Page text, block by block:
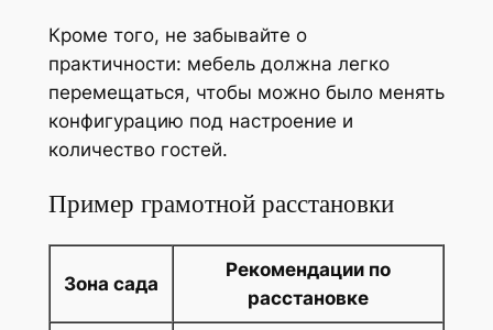
Кроме того, не забывайте о
практичности: мебель должна легко
перемещаться, чтобы можно было менять
конфигурацию под настроение и
количество гостей.
Пример грамотной расстановки
Зона сада
Рекомендации по
расстановке